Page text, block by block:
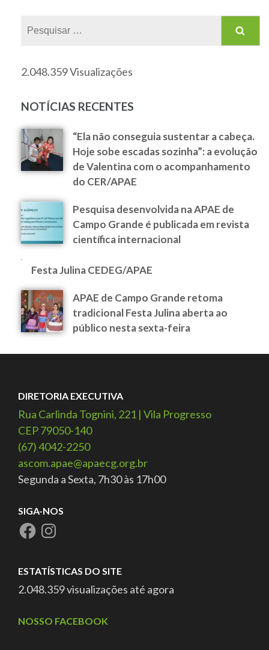
2.048.359 Visualizações
NOTÍCIAS RECENTES
“Ela não conseguia sustentar a cabeça.
Hoje sobe escadas sozinha”: a evolução
de Valentina com o acompanhamento
do CER/APAE
Pesquisa desenvolvida na APAE de
Campo Grande é publicada em revista
científica internacional
Festa Julina CEDEG/APAE
APAE de Campo Grande retoma
tradicional Festa Julina aberta ao
público nesta sexta-feira
DIRETORIA EXECUTIVA
Rua Carlinda Tognini, 221 | Vila Progresso
CEP 79050-140
(67) 4042-2250
ascom.apae@apaecg.org.br
Segunda a Sexta, 7h30 às 17h00
SIGA-NOS
ESTATÍSTICAS DO SITE
2.048.359 visualizações até agora
NOSSO FACEBOOK